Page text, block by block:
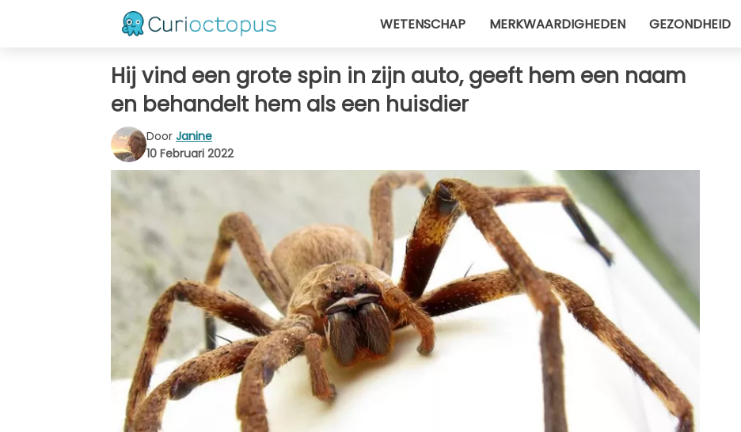
WETENSCHAP MERKWAARDIGHEDEN GEZONDHEID
Hij vind een grote spin in zijn auto, geeft hem een ​​naam
en behandelt hem als een huisdier
Door Janine
10 Februari 2022